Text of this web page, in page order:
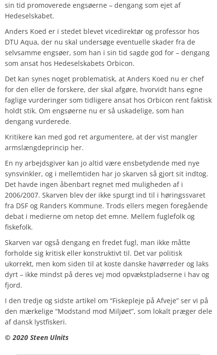
sin tid promoverede engsøerne – dengang som ejet af
Hedeselskabet.
Anders Koed er i stedet blevet vicedirektør og professor hos
DTU Aqua, der nu skal undersøge eventuelle skader fra de
selvsamme engsøer, som han i sin tid sagde god for – dengang
som ansat hos Hedeselskabets Orbicon.
Det kan synes noget problematisk, at Anders Koed nu er chef
for den eller de forskere, der skal afgøre, hvorvidt hans egne
faglige vurderinger som tidligere ansat hos Orbicon rent faktisk
holdt stik. Om engsøerne nu er så uskadelige, som han
dengang vurderede.
Kritikere kan med god ret argumentere, at der vist mangler
armslængdeprincip her.
En ny arbejdsgiver kan jo altid være ensbetydende med nye
synsvinkler, og i mellemtiden har jo skarven så gjort sit indtog.
Det havde ingen åbenbart regnet med muligheden af i
2006/2007. Skarven blev der ikke spurgt ind til i høringssvaret
fra DSF og Randers Kommune. Trods ellers megen foregående
debat i medierne om netop det emne. Mellem fuglefolk og
fiskefolk.
Skarven var også dengang en fredet fugl, man ikke måtte
forholde sig kritisk eller konstruktivt til. Det var politisk
ukorrekt, men kom siden til at koste danske havørreder og laks
dyrt – ikke mindst på deres vej mod opvækstpladserne i hav og
fjord.
I den tredje og sidste artikel om “Fiskepleje på Afveje” ser vi på
den mærkelige “Modstand mod Miljøet”, som lokalt præger dele
af dansk lystfiskeri.
© 2020 Steen Ulnits